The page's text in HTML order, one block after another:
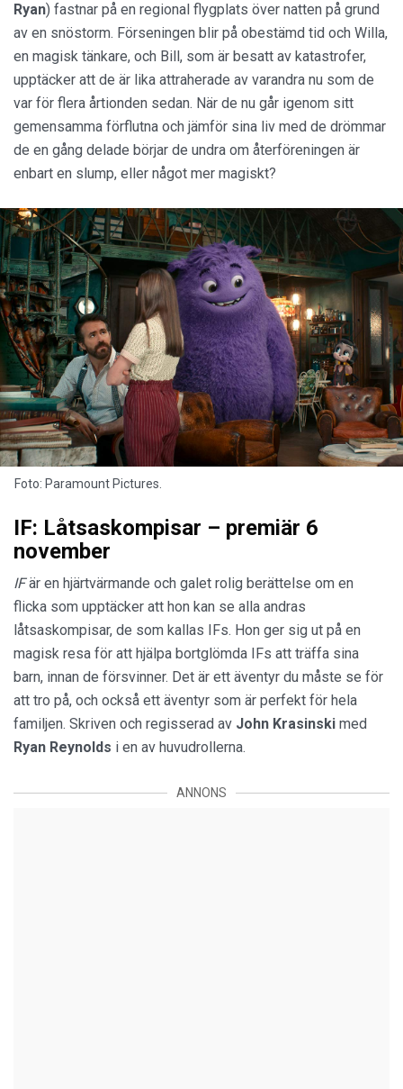
Ryan) fastnar på en regional flygplats över natten på grund
av en snöstorm. Förseningen blir på obestämd tid och Willa,
en magisk tänkare, och Bill, som är besatt av katastrofer,
upptäcker att de är lika attraherade av varandra nu som de
var för flera årtionden sedan. När de nu går igenom sitt
gemensamma förflutna och jämför sina liv med de drömmar
de en gång delade börjar de undra om återföreningen är
enbart en slump, eller något mer magiskt?
Foto: Paramount Pictures.
IF: Låtsaskompisar – premiär 6
november
IFär en hjärtvärmande och galet rolig berättelse om en
flicka som upptäcker att hon kan se alla andras
låtsaskompisar, de som kallas IFs. Hon ger sig ut på en
magisk resa för att hjälpa bortglömda IFs att träffa sina
barn, innan de försvinner. Det är ett äventyr du måste se för
att tro på, och också ett äventyr som är perfekt för hela
familjen. Skriven och regisserad av John Krasinski med
Ryan Reynolds i en av huvudrollerna.
ANNONS